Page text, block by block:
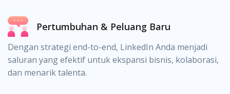
Pertumbuhan & Peluang Baru
Dengan strategi end-to-end, LinkedIn Anda menjadi
saluran yang efektif untuk ekspansi bisnis, kolaborasi,
dan menarik talenta.